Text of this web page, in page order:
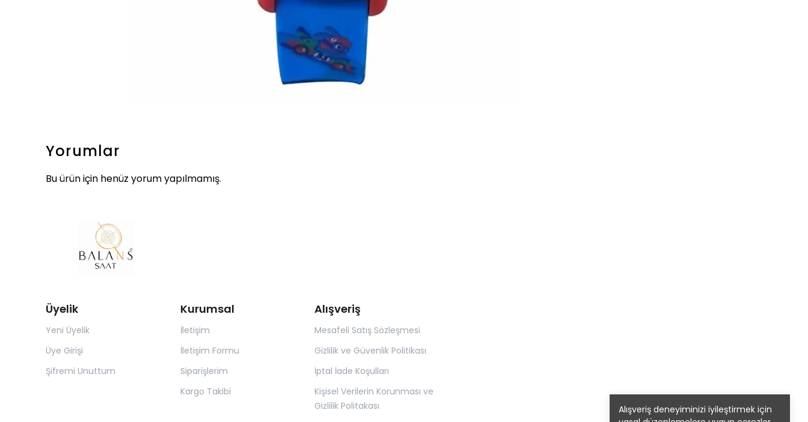
Alışveriş deneyiminizi iyileştirmek için
Yorumlar
Bu ürün için henüz yorum yapılmamış.
Üyelik
Yeni Üyelik
Üye Girişi
Şifremi Unuttum
Kurumsal
İletişim
İletişim Formu
Siparişlerim
Kargo Takibi
Alışveriş
Mesafeli Satış Sözleşmesi
Gizlilik ve Güvenlik Politikası
İptal İade Koşulları
Kişisel Verilerin Korunması ve
Gizlilik Politakası